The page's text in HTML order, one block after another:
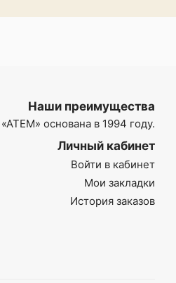
Наши преимущества
«АТЕМ» основана в 1994 году.
Личный кабинет
Войти в кабинет
Мои закладки
История заказов